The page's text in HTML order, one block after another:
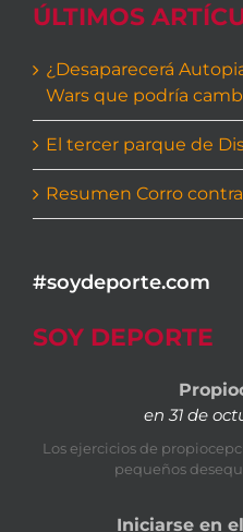
ÚLTIMOS
¿Desaparecerá
Wars que podría
El tercer parque de
Resumen Corro
#soydeporte.com
SOY DEPORTE
en 31 de
Los ejercicios de
pequeños
Iniciarse en